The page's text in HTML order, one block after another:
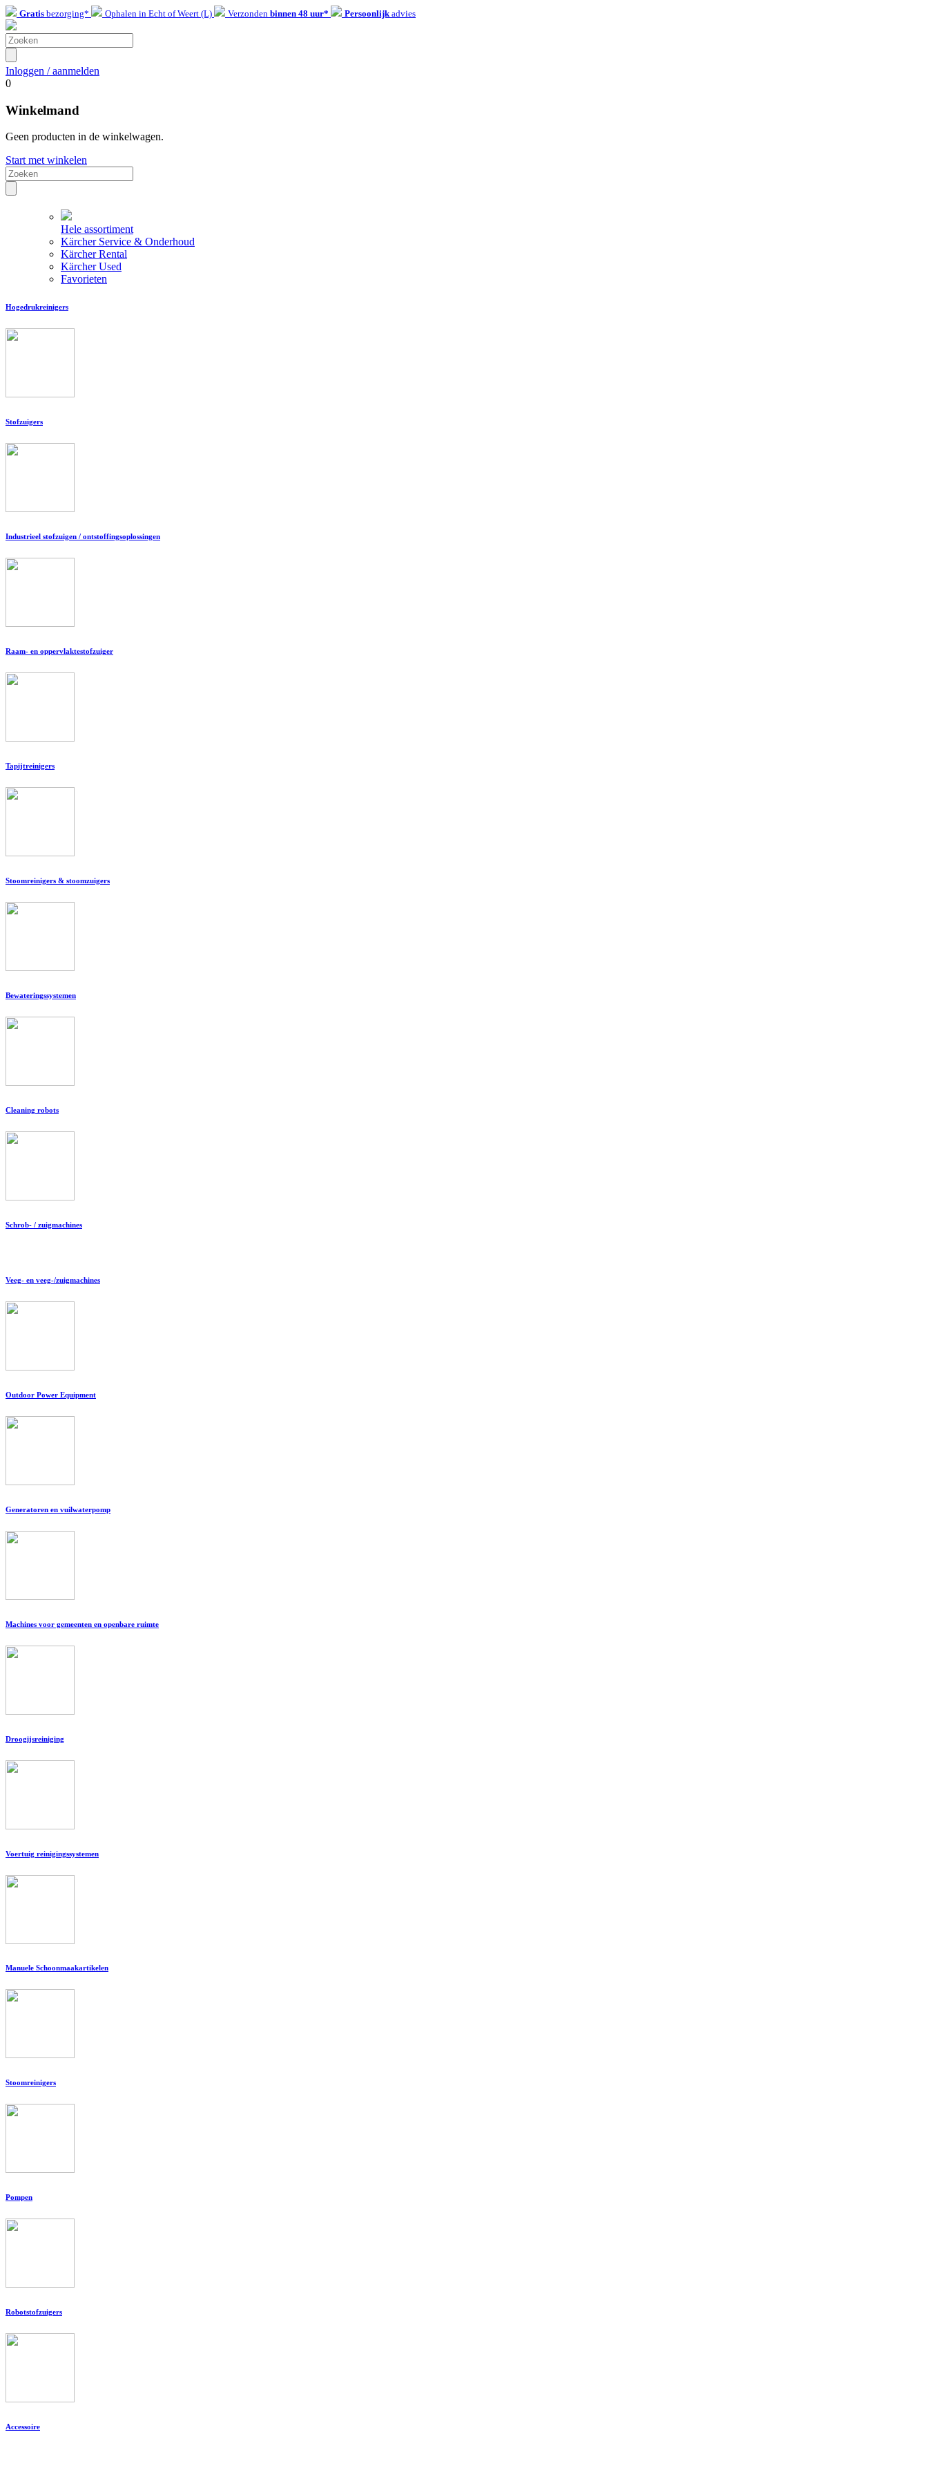
Gratis bezorging* Ophalen in Echt of Weert (L) Verzonden binnen 48 uur* Persoonlijkadvies
Inloggen / aanmelden
0
Winkelmand
Geen producten in de winkelwagen.
Start met winkelen
Hele assortiment
Kärcher Service & Onderhoud
Kärcher Rental
Kärcher Used
Favorieten
Hogedrukreinigers
Stofzuigers
Industrieel stofzuigen / ontstoffingsoplossingen
Raam- en oppervlaktestofzuiger
Tapijtreinigers
Stoomreinigers & stoomzuigers
Bewateringssystemen
Cleaning robots
Schrob- / zuigmachines
Veeg- en veeg-/zuigmachines
Outdoor Power Equipment
Generatoren en vuilwaterpomp
Machines voor gemeenten en openbare ruimte
Droogijsreiniging
Voertuig reinigingssystemen
Manuele Schoonmaakartikelen
Stoomreinigers
Pompen
Robotstofzuigers
Accessoire